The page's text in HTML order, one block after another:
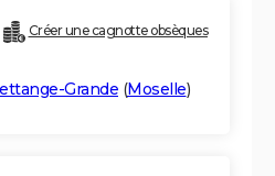
Créer une cagnotte obsèques
Grande (Moselle)